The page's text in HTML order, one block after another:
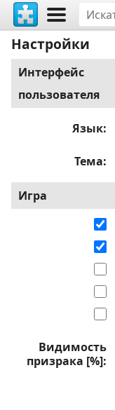
Настройки
Интерфейс
пользователя
Язык
Тема
Игра
Видимость
призрака [%]